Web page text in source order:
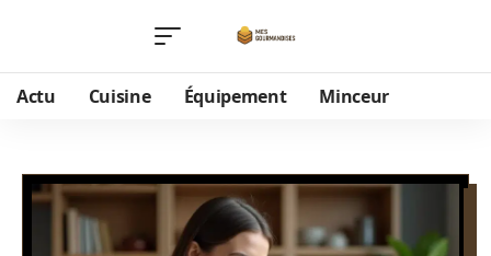
Actu Cuisine Équipement Minceur